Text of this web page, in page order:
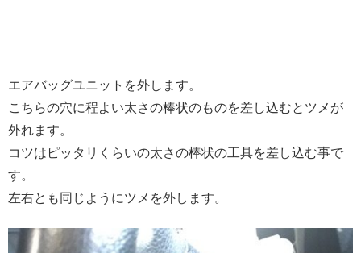
エアバッグユニットを外します。
こちらの穴に程よい太さの棒状のものを差し込むとツメが
外れます。
コツはピッタリくらいの太さの棒状の工具を差し込む事で
す。
左右とも同じようにツメを外します。